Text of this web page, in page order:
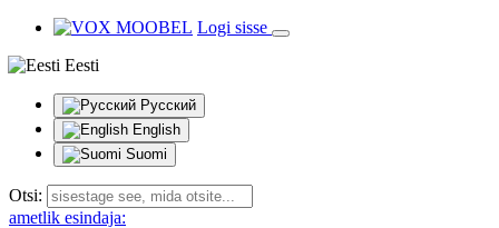
Logi sisse
Eesti
Русский
English
Suomi
Otsi:
ametlik esindaja: